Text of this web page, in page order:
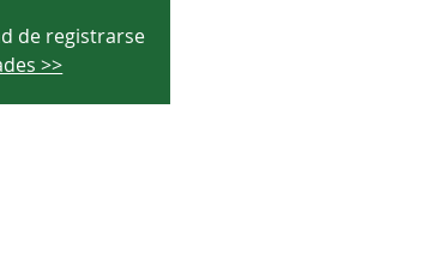
de registrarse
>>